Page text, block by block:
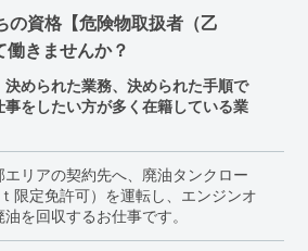
の資格【危険物取扱者（乙
働きませんか？
められた業務、決められた手順で
をしたい方が多く在籍している業
リアの契約先へ、廃油タンクロー
限定免許可）を運転し、エンジンオ
を回収するお仕事です。